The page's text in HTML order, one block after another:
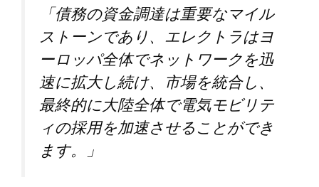
「債務の資金調達は重要なマイル
ストーンであり、エレクトラはヨ
ーロッパ全体でネットワークを迅
速に拡大し続け、市場を統合し、
最終的に大陸全体で電気モビリテ
ィの採用を加速させることができ
ます。」